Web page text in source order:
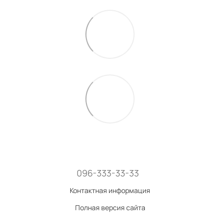
096-333-33-33
Контактная информация
Полная версия сайта